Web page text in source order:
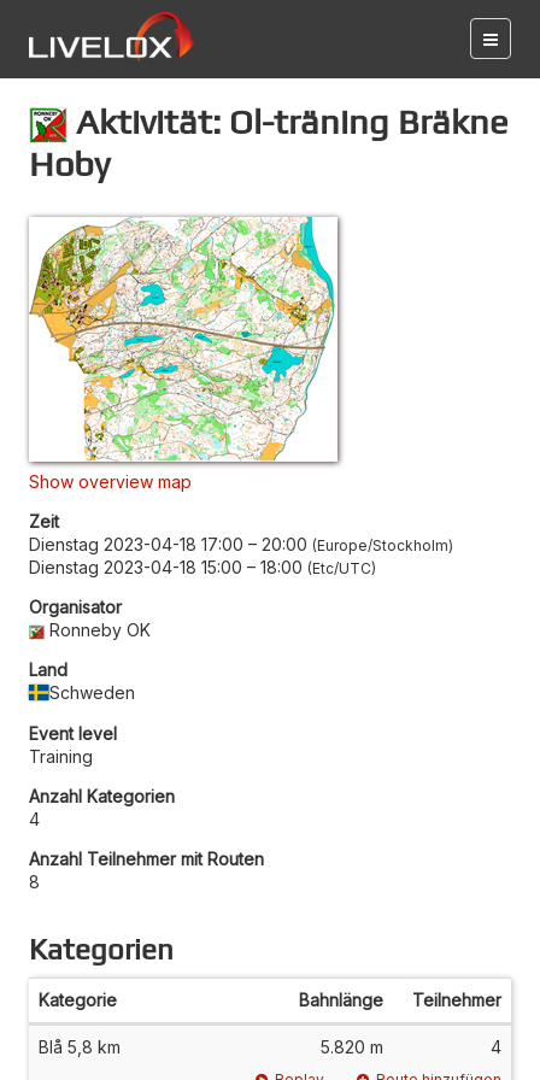
Aktivität: Ol-träning Bräkne
Hoby
Show overview map
Zeit
Dienstag 2023-04-18 17:00 – 20:00 Europe/Stockholm
Dienstag 2023-04-18 15:00 – 18:00 Etc/UTC
Organisator
Ronneby OK
Land
Schweden
Event level
Training
Anzahl Kategorien
4
Anzahl Teilnehmer mit Routen
8
Kategorien
Kategorie Bahnlänge Teilnehmer
Blå 5,8 km 5.820 m 4